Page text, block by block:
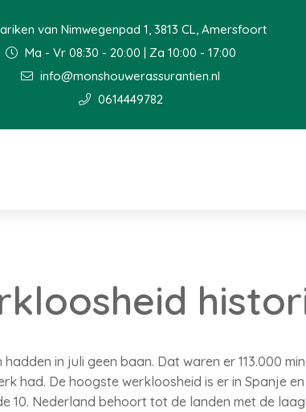
van Nimwegenpad 1, 3813 CL, Amersfoort
Ma - Vr 08:30 - 20:00 | Za 10:00 - 17:00
info@monshouwerassurantien.nl
0614449782
hadden in juli geen baan. Dat waren er 113.000
had. De hoogste werkloosheid is er in Spanje
10. Nederland behoort tot de landen met de